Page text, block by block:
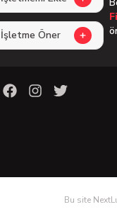
İşletme Öner
Bu site